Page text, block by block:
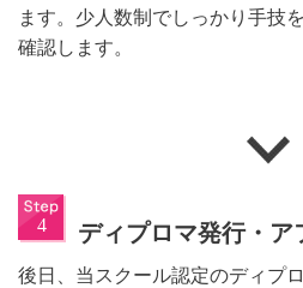
ます。少人数制でしっかり手技を
確認します。
ディプロマ発行・ア
後日、当スクール認定のディプロ